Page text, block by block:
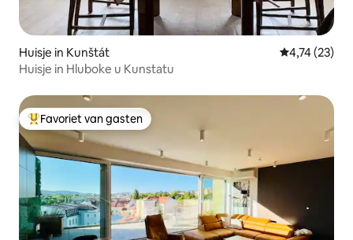
Huisje in Kunštát Gemiddelde
4,74 (23)
Huisje in Hluboke u Kunstatu
Topfavoriet van gasten
Favoriet van gasten